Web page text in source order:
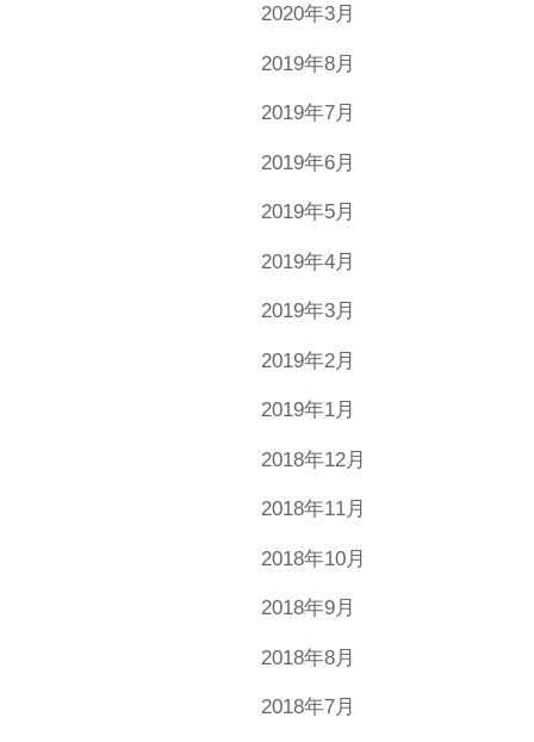
2020年3月
2019年8月
2019年7月
2019年6月
2019年5月
2019年4月
2019年3月
2019年2月
2019年1月
2018年12月
2018年11月
2018年10月
2018年9月
2018年8月
2018年7月